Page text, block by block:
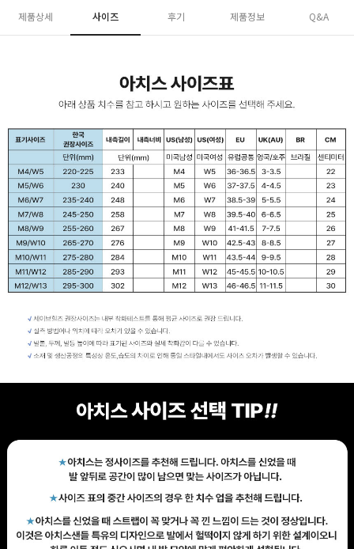
제품상세 사이즈 후기 제품정보 Q&A